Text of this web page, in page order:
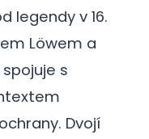
legendy v 16.
Löwem a
s
Dvojí